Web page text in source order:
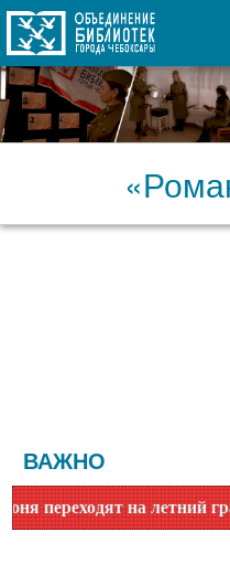
ВАЖНО
на летний